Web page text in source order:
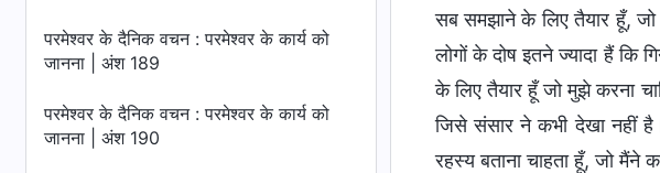
परमेश्वर के दैनिक वचन : परमेश्वर के कार्य को
जानना | अंश 189
परमेश्वर के दैनिक वचन : परमेश्वर के कार्य को
जानना | अंश 190
सब समझाने के लिए तैयार हूँ,
लोगों के दोष इतने ज्यादा हैं कि
के लिए तैयार हूँ जो मुझे करना
जिसे संसार ने कभी देखा नहीं
रहस्य बताना चाहता हूँ, जो मैंने